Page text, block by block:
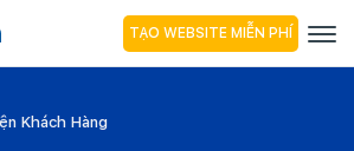
TẠO WEBSITE MIỄN PHÍ
Khách Hàng